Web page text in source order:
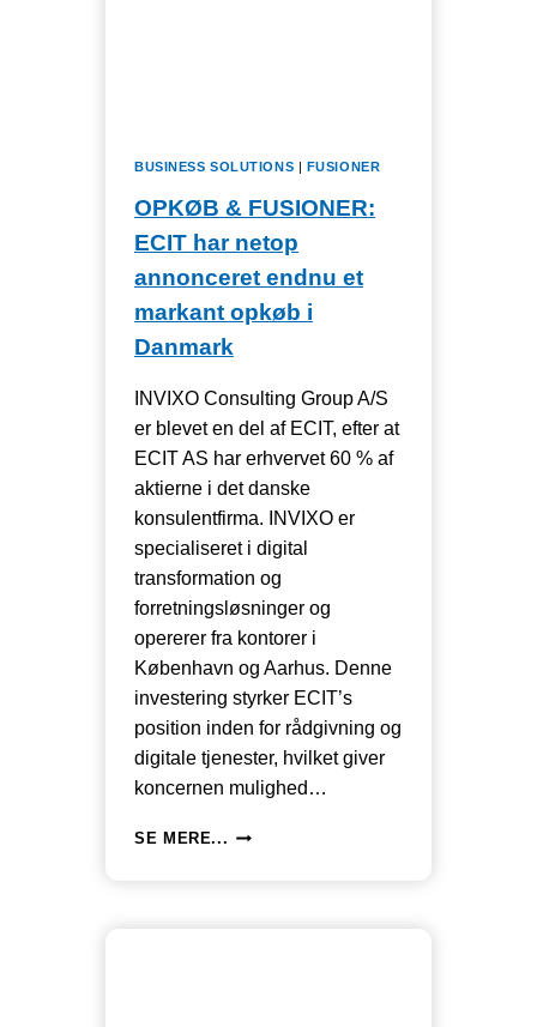
BUSINESS SOLUTIONS | FUSIONER
OPKØB & FUSIONER:
ECIT har netop
annonceret endnu et
markant opkøb i
Danmark
INVIXO Consulting Group A/S
er blevet en del af ECIT, efter at
ECIT AS har erhvervet 60 % af
aktierne i det danske
konsulentfirma. INVIXO er
specialiseret i digital
transformation og
forretningsløsninger og
opererer fra kontorer i
København og Aarhus. Denne
investering styrker ECIT’s
position inden for rådgivning og
digitale tjenester, hvilket giver
koncernen mulighed…
SE MERE... OPKØB